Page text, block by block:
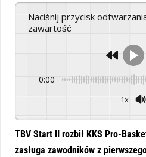
Naciśnij przycisk odtwarzania, aby odsłuchać tę
zawartość
0:00
1x
TBV Start II rozbił KKS Pro-
zasługa zawodników z